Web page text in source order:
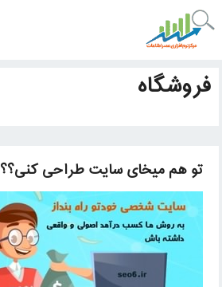
فروشگاه
تو هم میخای سایت طراحی کنی؟؟